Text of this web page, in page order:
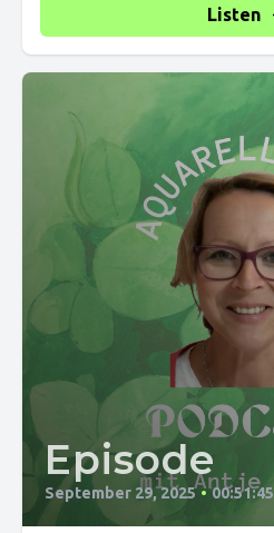
Listen
Episode
September 29, 2025 • 00:51:45